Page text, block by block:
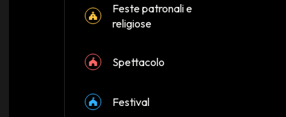
Feste patronali e
religiose
Spettacolo
Festival